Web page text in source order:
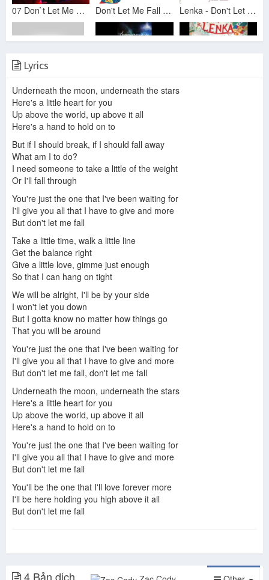
07 Don`t Let Me Fall - Lenka live at New Pop Festival Don't Let Me Fall by Lenka (Lyrics) Lenka - Don't Let Me Fall (with lyrics)
Don't Let Me Fall - Lenka (lyrics) Don't Let Me Fall (The Glass Remix)
Dont Let Me Fall By Lenka :)
Lyrics
Underneath the moon, underneath the stars
Here's a little heart for you
Up above the world, up above it all
Here's a hand to hold on to
But if I should break, if I should fall away
What am I to do?
I need someone to take a little of the weight
Or I'll fall through
You're just the one that I've been waiting for
I'll give you all that I have to give and more
But don't let me fall
Take a little time, walk a little line
Get the balance right
Give a little love, gimme just enough
So that I can hang on tight
We will be alright, I'll be by your side
I won't let you down
But I gotta know no matter how things go
That you will be around
You're just the one that I've been waiting for
I'll give you all that I have to give and more
But don't let me fall, don't let me fall
Underneath the moon, underneath the stars
Here's a little heart for you
Up above the world, up above it all
Here's a hand to hold on to
You're just the one that I've been waiting for
I'll give you all that I have to give and more
But don't let me fall
You'll be the one that I'll love forever more
I'll be here holding you high above it all
But don't let me fall
4 Bản dịch